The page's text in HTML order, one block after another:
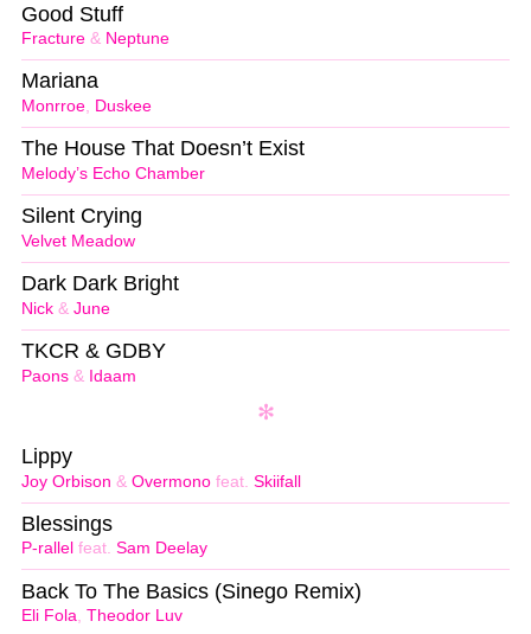
Fracture & Neptune
Good Stuff
Monrroe, Duskee
Mariana
Melody’s Echo Chamber
The House That Doesn’t Exist
Velvet Meadow
Silent Crying
Nick & June
Dark Dark Bright
Paons & Idaam
TKCR & GDBY
Joy Orbison & Overmono feat. Skiifall
Lippy
P-rallel feat. Sam Deelay
Blessings
Eli Fola, Theodor Luv
Back To The Basics (Sinego Remix)